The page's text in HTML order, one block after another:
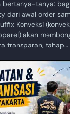
bertanya-tanya:
dari awal order
Konveksi
akan
transparan, tahap…